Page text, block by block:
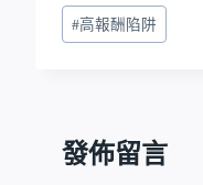
#高報酬陷阱
發佈留言